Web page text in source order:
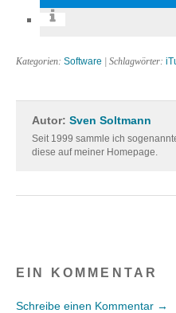
Kategorien: Software | Schlagwörter:
Autor: Sven Soltmann
Seit 1999 sammle ich
diese auf meiner Homepage.
EIN KOMMENTAR
Schreibe einen Kommentar →